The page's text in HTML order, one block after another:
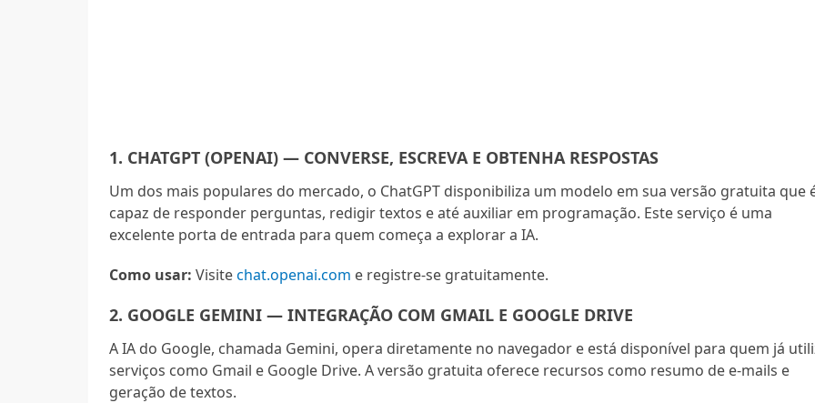
1. CHATGPT (OPENAI) — CONVERSE, ESCREVA E OBTENHA RESPOSTAS
Um dos mais populares do mercado, o ChatGPT disponibiliza um modelo em sua versão gratuita que
capaz de responder perguntas, redigir textos e até auxiliar em programação. Este serviço é uma
excelente porta de entrada para quem começa a explorar a IA.
Como usar: Visitechat.openai.com e registre-se gratuitamente.
2. GOOGLE GEMINI — INTEGRAÇÃO COM GMAIL E GOOGLE DRIVE
A IA do Google, chamada Gemini, opera diretamente no navegador e está disponível para quem já
serviços como Gmail e Google Drive. A versão gratuita oferece recursos como resumo de e-mails e
geração de textos.